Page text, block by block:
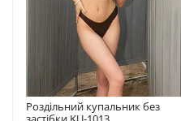
Роздільний купальник без